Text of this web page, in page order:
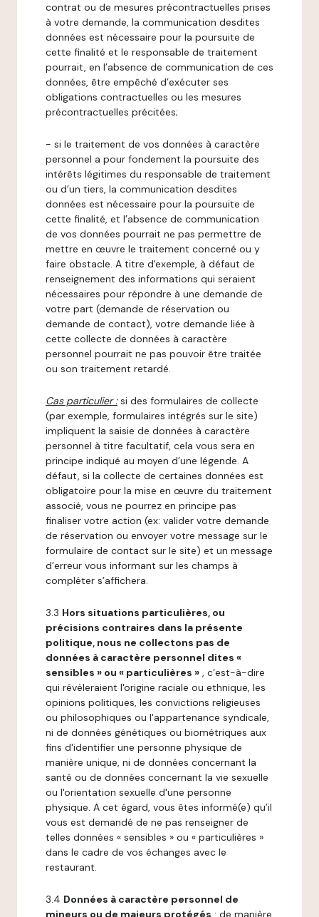
contrat ou de mesures précontractuelles prises
à votre demande, la communication desdites
données est nécessaire pour la poursuite de
cette finalité et le responsable de traitement
pourrait, en l’absence de communication de ces
données, être empêché d’exécuter ses
obligations contractuelles ou les mesures
précontractuelles précitées;
- si le traitement de vos données à caractère
personnel a pour fondement la poursuite des
intérêts légitimes du responsable de traitement
ou d’un tiers, la communication desdites
données est nécessaire pour la poursuite de
cette finalité, et l’absence de communication
de vos données pourrait ne pas permettre de
mettre en œuvre le traitement concerné ou y
faire obstacle. A titre d'exemple, à défaut de
renseignement des informations qui seraient
nécessaires pour répondre à une demande de
votre part (demande de réservation ou
demande de contact), votre demande liée à
cette collecte de données à caractère
personnel pourrait ne pas pouvoir être traitée
ou son traitement retardé.
Cas particulier : si des formulaires de collecte
(par exemple, formulaires intégrés sur le site)
impliquent la saisie de données à caractère
personnel à titre facultatif, cela vous sera en
principe indiqué au moyen d’une légende. A
défaut, si la collecte de certaines données est
obligatoire pour la mise en œuvre du traitement
associé, vous ne pourrez en principe pas
finaliser votre action (ex: valider votre demande
de réservation ou envoyer votre message sur le
formulaire de contact sur le site) et un message
d’erreur vous informant sur les champs à
compléter s’affichera.
3.3 Hors situations particulières, ou
précisions contraires dans la présente
politique, nous ne collectons pas de
données à caractère personnel dites «
sensibles » ou « particulières » , c’est-à-dire
qui révèleraient l'origine raciale ou ethnique, les
opinions politiques, les convictions religieuses
ou philosophiques ou l'appartenance syndicale,
ni de données génétiques ou biométriques aux
fins d'identifier une personne physique de
manière unique, ni de données concernant la
santé ou de données concernant la vie sexuelle
ou l'orientation sexuelle d'une personne
physique. A cet égard, vous êtes informé(e) qu’il
vous est demandé de ne pas renseigner de
telles données « sensibles » ou « particulières »
dans le cadre de vos échanges avec le
restaurant.
3.4 Données à caractère personnel de
mineurs ou de majeurs protégés : de manière